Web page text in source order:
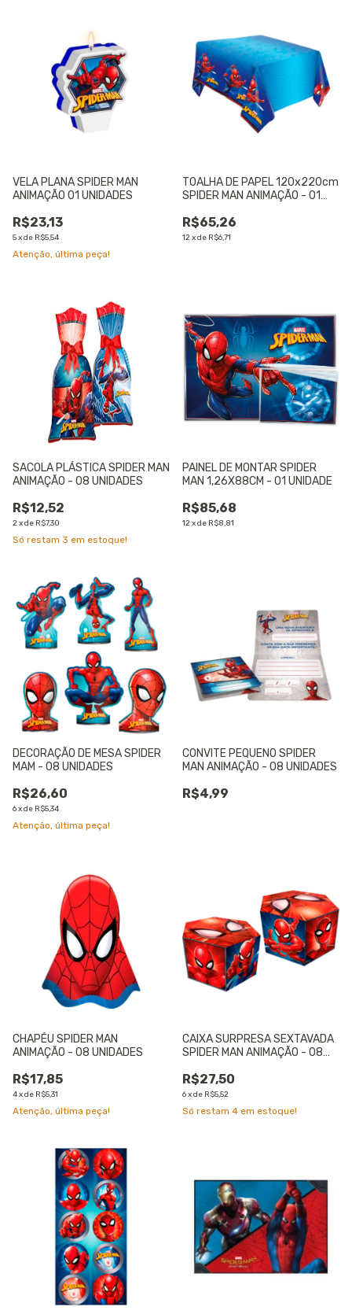
VELA PLANA SPIDER MAN
ANIMAÇÃO 01 UNIDADES
R$23,13
5xde R$5,54
Atenção, última peça!
TOALHA DE PAPEL 120x220cm
SPIDER MAN ANIMAÇÃO - 01
R$65,26
12xde R$6,71
SACOLA PLÁSTICA SPIDER MAN
ANIMAÇÃO - 08 UNIDADES
R$12,52
2xde R$7,30
Só restam 3 em estoque!
PAINEL DE MONTAR SPIDER
MAN 1,26X88CM - 01 UNIDADE
R$85,68
12xde R$8,81
DECORAÇÃO DE MESA SPIDER
MAM - 08 UNIDADES
R$26,60
6xde R$5,34
Atenção, última peça!
CONVITE PEQUENO SPIDER
MAN ANIMAÇÃO - 08 UNIDADES
R$4,99
CHAPÉU SPIDER MAN
ANIMAÇÃO - 08 UNIDADES
R$17,85
4xde R$5,31
Atenção, última peça!
CAIXA SURPRESA SEXTAVADA
SPIDER MAN ANIMAÇÃO - 08
R$27,50
6xde R$5,52
Só restam 4 em estoque!